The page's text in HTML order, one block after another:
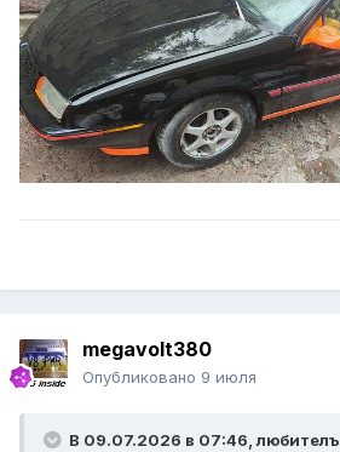
megavolt380
Опубликовано 9 июля
В 09.07.2026 в 07:46,любителъ